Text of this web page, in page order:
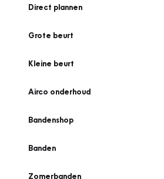
Direct plannen
Grote beurt
Kleine beurt
Airco onderhoud
Bandenshop
Banden
Zomerbanden